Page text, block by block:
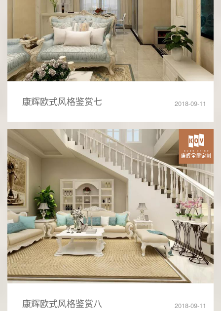
康辉欧式风格鉴赏七 2018-09-11
康辉欧式风格鉴赏八 2018-09-11